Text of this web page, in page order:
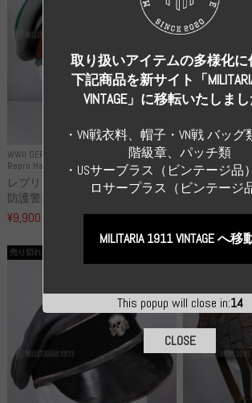
WWII GERMANY
Repro Hat and Cap Police and other
レプリカ ドイツ秩序警察 都市
防護警察 クラッシュキャップ...
¥9,900
WWII GERMANY
レプリカ ミ
製 国家元
売り切れ
This popup will close in:13
取り扱いアイテムの多様化に
下記商品を新サイト「
VINTAGE」に移転いたしまし
・VN戦衣料、帽子・VN戦 バッグ
階級章、パッチ類
・USサーブラス（ビンテージ品
ロサープラス（ビンテージ
MILITARIA 1911 VINTAGE へ移
CLOSE